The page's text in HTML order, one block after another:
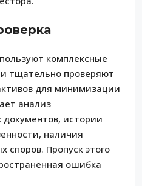
комплексные
тщательно проверяют
для минимизации
анализ
истории
наличия
споров. Пропуск этого
ошибка